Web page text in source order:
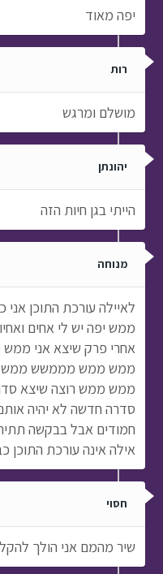
יפה מאוד
רות
מושלם ומרגש
יהונתן
הייתי בגן חיות הזה
מנוחה
לאיילה עורכת התוכן
ממש יפה יש לי אחים
אחרי פרק שיצא אני
ממש ממש מממשש
ממש ממש רוצה שיצא
סדרה חדשה לא יהיה
חמודים אבל בבקשה
אילה אינה עורכת התוכן
חסוי
שיר מהמם אני הולך